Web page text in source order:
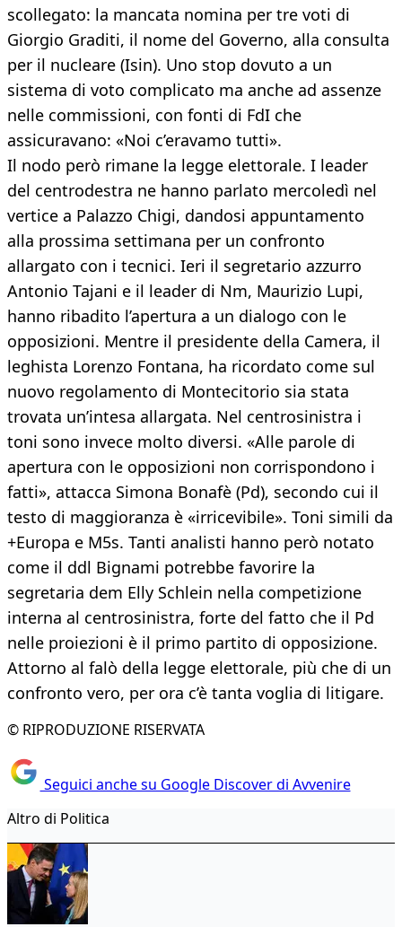
scollegato: la mancata nomina per tre voti di
Giorgio Graditi, il nome del Governo, alla consulta
per il nucleare (Isin). Uno stop dovuto a un
sistema di voto complicato ma anche ad assenze
nelle commissioni, con fonti di FdI che
assicuravano: «Noi c’eravamo tutti».
Il nodo però rimane la legge elettorale. I leader
del centrodestra ne hanno parlato mercoledì nel
vertice a Palazzo Chigi, dandosi appuntamento
alla prossima settimana per un confronto
allargato con i tecnici. Ieri il segretario azzurro
Antonio Tajani e il leader di Nm, Maurizio Lupi,
hanno ribadito l’apertura a un dialogo con le
opposizioni. Mentre il presidente della Camera, il
leghista Lorenzo Fontana, ha ricordato come sul
nuovo regolamento di Montecitorio sia stata
trovata un’intesa allargata. Nel centrosinistra i
toni sono invece molto diversi. «Alle parole di
apertura con le opposizioni non corrispondono i
fatti», attacca Simona Bonafè (Pd), secondo cui il
testo di maggioranza è «irricevibile». Toni simili da
+Europa e M5s. Tanti analisti hanno però notato
come il ddl Bignami potrebbe favorire la
segretaria dem Elly Schlein nella competizione
interna al centrosinistra, forte del fatto che il Pd
nelle proiezioni è il primo partito di opposizione.
Attorno al falò della legge elettorale, più che di un
confronto vero, per ora c’è tanta voglia di litigare.
© RIPRODUZIONE RISERVATA
Seguici anche su Google Discover di Avvenire
Altro di Politica